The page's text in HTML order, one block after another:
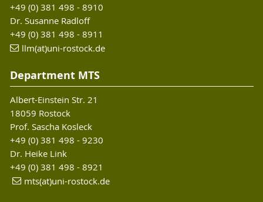
TEMOA – Teilhabe und Mobilität für
Gesundheit im Alter (BMBF)
»Final Report
+49 (0) 381 498 - 8910
Dr. Susanne Radloff
+49 (0) 381 498 - 8911
llm(at)uni-rostock.de
Department MTS
Albert-Einstein Str. 21
18059 Rostock
Prof. Sascha Kosleck
+49 (0) 381 498 - 9230
Dr. Heike Link
+49 (0) 381 498 - 8921
mts(at)uni-rostock.de